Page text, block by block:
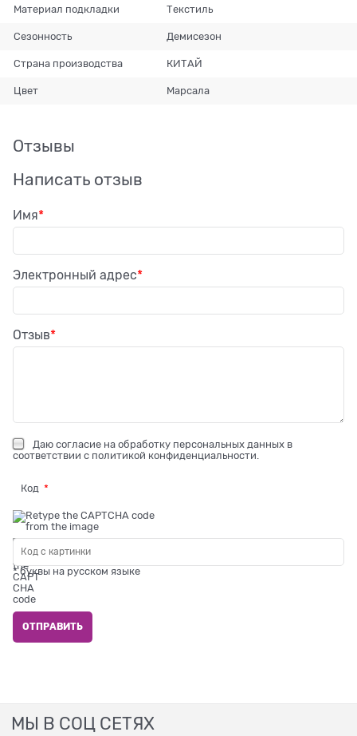
Материал подкладки Текстиль
Сезонность Демисезон
Страна производства КИТАЙ
Цвет Марсала
Отзывы
Написать отзыв
Имя
Электронный адрес
Отзыв
Даю согласие на обработку персональных данных в
соответствии с политикой конфиденциальности
Код
* буквы на русском языке
МЫ В СОЦ СЕТЯХ